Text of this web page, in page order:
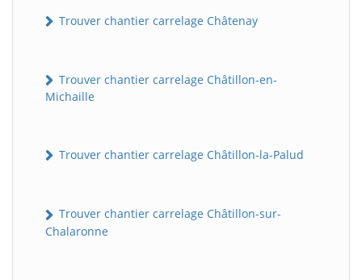
Trouver chantier carrelage Châtenay
Trouver chantier carrelage Châtillon-en-
Michaille
Trouver chantier carrelage Châtillon-la-Palud
Trouver chantier carrelage Châtillon-sur-
Chalaronne